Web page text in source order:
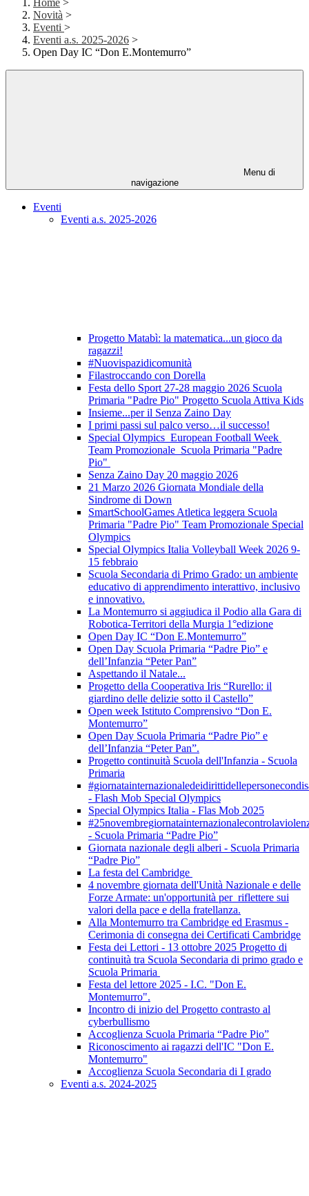
Home >
Novità >
Eventi >
Eventi a.s. 2025-2026 >
Open Day IC “Don E.Montemurro”
Menu di
navigazione
Eventi
Eventi a.s. 2025-2026
Progetto Matabì: la matematica...un gioco da
ragazzi!
#Nuovispazidicomunità
Filastroccando con Dorella
Festa dello Sport 27-28 maggio 2026 Scuola
Primaria "Padre Pio" Progetto Scuola Attiva Kids
Insieme...per il Senza Zaino Day
I primi passi sul palco verso…il successo!
Special Olympics European Football Week
Team Promozionale Scuola Primaria "Padre
Pio"
Senza Zaino Day 20 maggio 2026
21 Marzo 2026 Giornata Mondiale della
Sindrome di Down
SmartSchoolGames Atletica leggera Scuola
Primaria "Padre Pio" Team Promozionale Special
Olympics
Special Olympics Italia Volleyball Week 2026 9-
15 febbraio
Scuola Secondaria di Primo Grado: un ambiente
educativo di apprendimento interattivo, inclusivo
e innovativo.
La Montemurro si aggiudica il Podio alla Gara di
Robotica-Territori della Murgia 1°edizione
Open Day IC “Don E.Montemurro”
Open Day Scuola Primaria “Padre Pio” e
dell’Infanzia “Peter Pan”
Aspettando il Natale...
Progetto della Cooperativa Iris “Rurello: il
giardino delle delizie sotto il Castello”
Open week Istituto Comprensivo “Don E.
Montemurro”
Open Day Scuola Primaria “Padre Pio” e
dell’Infanzia “Peter Pan”.
Progetto continuità Scuola dell'Infanzia - Scuola
Primaria
- Flash Mob Special Olympics
Special Olympics Italia - Flas Mob 2025
- Scuola Primaria “Padre Pio”
Giornata nazionale degli alberi - Scuola Primaria
“Padre Pio”
La festa del Cambridge
4 novembre giornata dell'Unità Nazionale e delle
Forze Armate: un'opportunità per riflettere sui
valori della pace e della fratellanza.
Alla Montemurro tra Cambridge ed Erasmus -
Cerimonia di consegna dei Certificati Cambridge
Festa dei Lettori - 13 ottobre 2025 Progetto di
continuità tra Scuola Secondaria di primo grado e
Scuola Primaria
Festa del lettore 2025 - I.C. "Don E.
Montemurro".
Incontro di inizio del Progetto contrasto al
cyberbullismo
Accoglienza Scuola Primaria “Padre Pio”
Riconoscimento ai ragazzi dell'IC "Don E.
Montemurro"
Accoglienza Scuola Secondaria di I grado
Eventi a.s. 2024-2025